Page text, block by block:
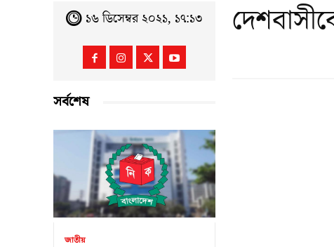
১৬ ডিসেম্বর ২০২১, ১৭:১৩
সর্বশেষ
জাতীয়